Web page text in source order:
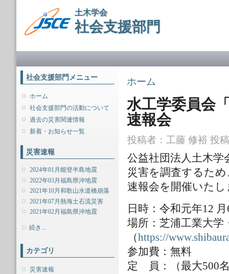
土木学会
社会支援部門
社会支援部門メニュー
ホーム
社会支援部門の活動について
過去の災害関連情報
新着・お知らせ一覧
災害速報
2024年01月能登半島地震
2022年03月福島県沖地震
2021年10月和歌山水道橋崩落
2021年07月熱海土石流災害
2021年02月福島県沖地震
表示
続き...
カテゴリ
災害速報
現在地
ホーム
水工学委員会
速報会
投稿者： 工藤 修裕 投
公益社団法人土木学
災害を調査するた
速報会を開催いたし
日時：令和元年12
場所：芝浦工業大
（https://
参加費：無料
定 員：（最大500